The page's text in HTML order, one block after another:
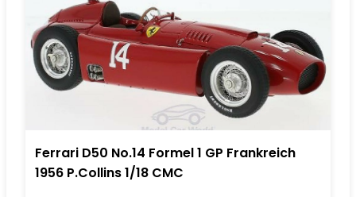
Ferrari D50 No.14 Formel 1 GP Frankreich
1956 P.Collins 1/18 CMC